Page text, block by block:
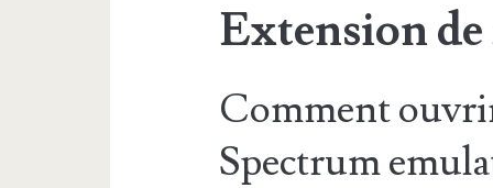
Extension
Comment
Spectrum